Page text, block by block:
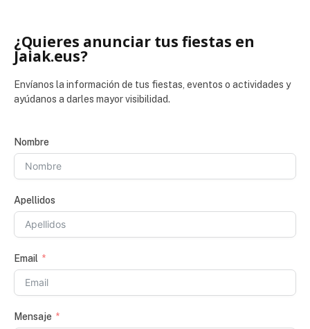
¿Quieres anunciar tus fiestas en
Jaiak.eus?
Envíanos la información de tus fiestas, eventos o actividades y
ayúdanos a darles mayor visibilidad.
Nombre
Apellidos
Email
Mensaje